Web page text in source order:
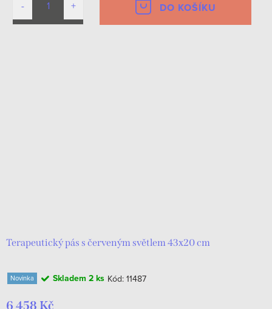
DO KOŠÍKU
Terapeutický pás s červeným světlem 43х20 cm
Novinka Skladem 2 ks Kód: 11487
6 458 Kč